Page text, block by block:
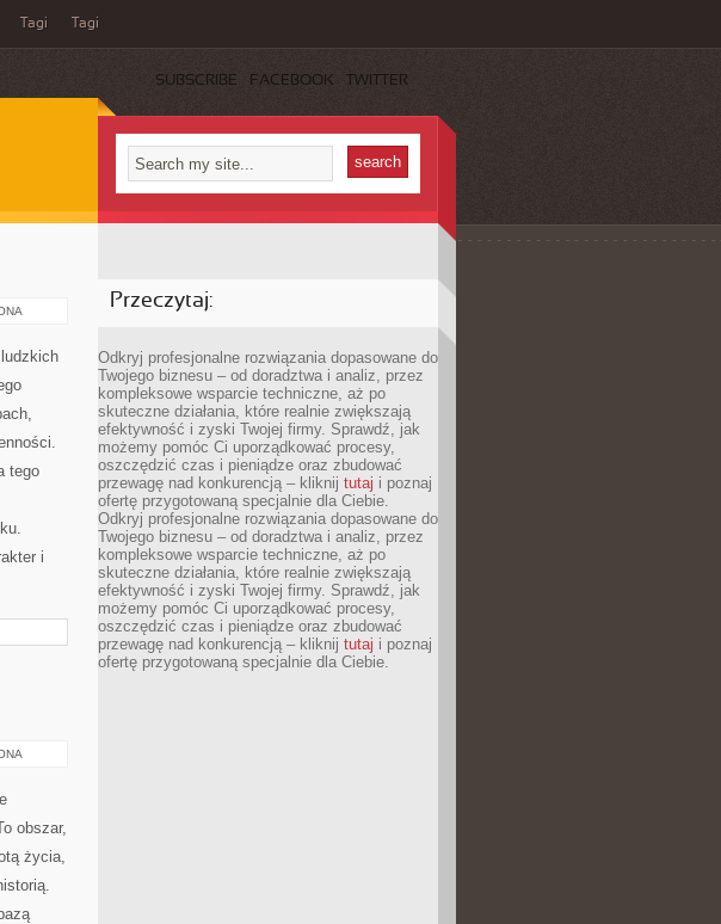
Tagi Tagi
SUBSCRIBE FACEBOOK TWITTER
tego
i
obszar,
życia,
Przeczytaj:
Odkryj profesjonalne rozwiązania dopasowane do
Twojego biznesu – od doradztwa i analiz, przez
kompleksowe wsparcie techniczne, aż po
skuteczne działania, które realnie zwiększają
efektywność i zyski Twojej firmy. Sprawdź, jak
możemy pomóc Ci uporządkować procesy,
oszczędzić czas i pieniądze oraz zbudować
przewagę nad konkurencją – kliknij tutaj i poznaj
ofertę przygotowaną specjalnie dla Ciebie.
Odkryj profesjonalne rozwiązania dopasowane do
Twojego biznesu – od doradztwa i analiz, przez
kompleksowe wsparcie techniczne, aż po
skuteczne działania, które realnie zwiększają
efektywność i zyski Twojej firmy. Sprawdź, jak
możemy pomóc Ci uporządkować procesy,
oszczędzić czas i pieniądze oraz zbudować
przewagę nad konkurencją – kliknij tutaj i poznaj
ofertę przygotowaną specjalnie dla Ciebie.